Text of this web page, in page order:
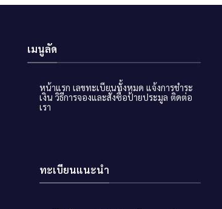
เมนูลัด
หน้าแรก เลขทะเบียนทั้งหมด แจ้งการชำระ
เงิน วิธีการจองและสั่งซื้อป้ายประมูล ติดต่อ
เรา
ทะเบียนแนะนำ